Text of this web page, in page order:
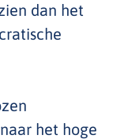
dan het
het hoge